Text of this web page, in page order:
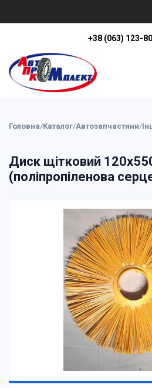
+38 (063) 123-
Головна/Каталог/Автозапчастини/
Диск щітковий
(поліпропіленова